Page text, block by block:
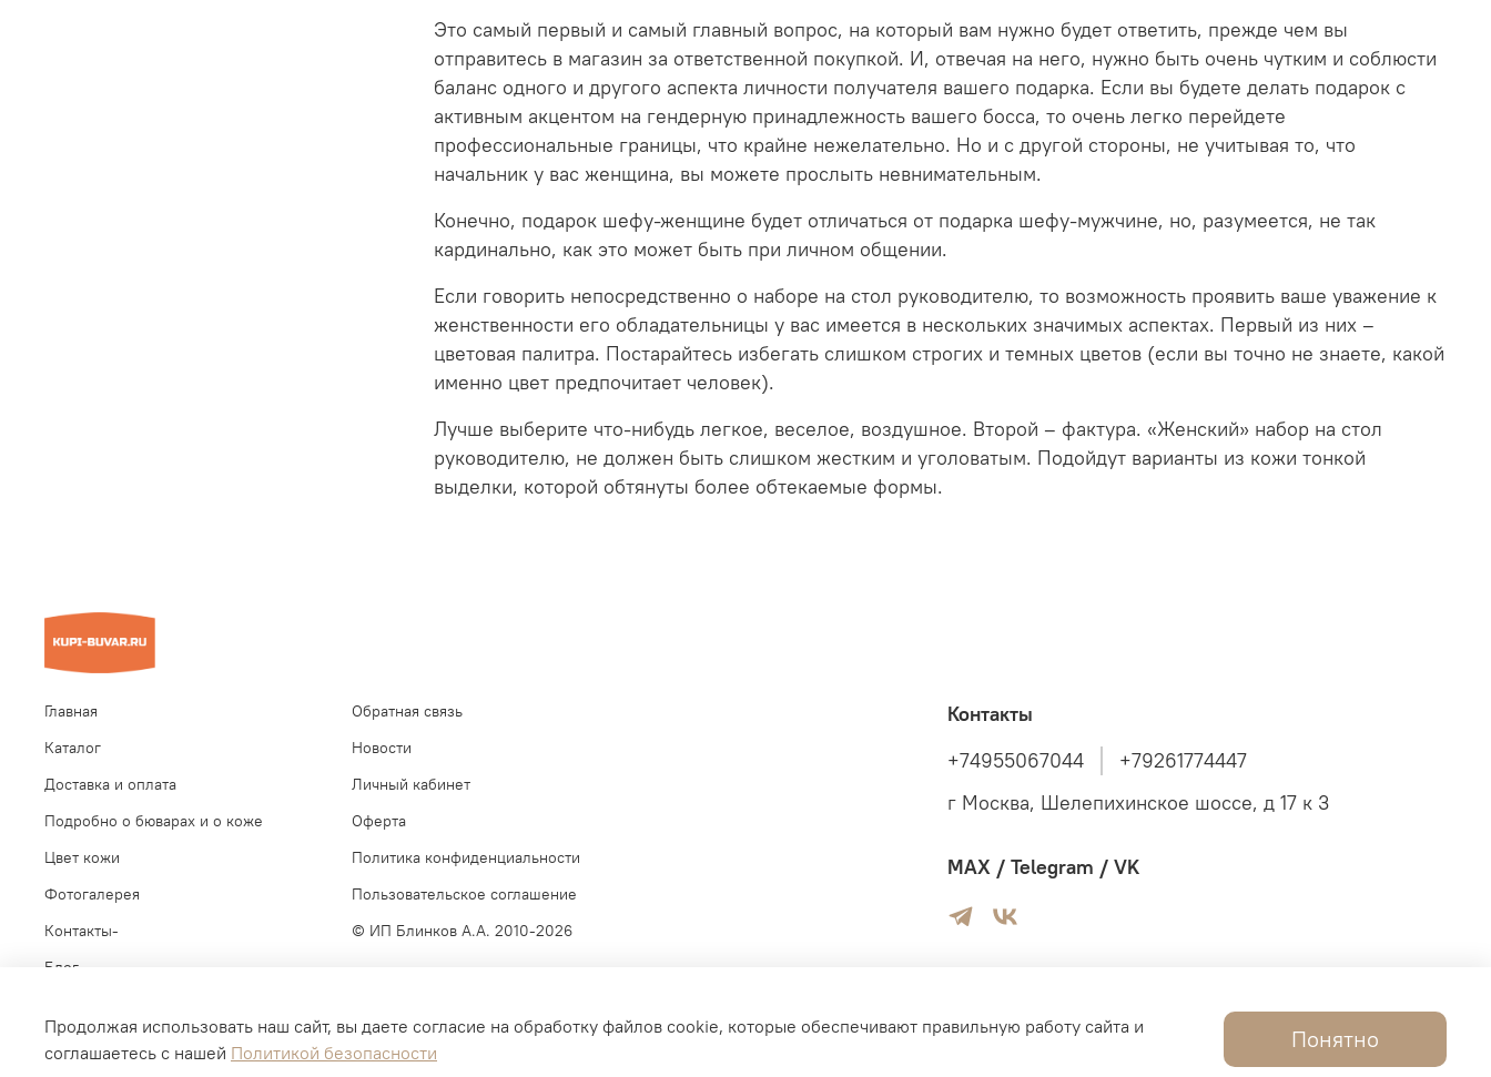
Это самый первый и самый главный вопрос, на который вам нужно будет ответить, прежде чем вы
отправитесь в магазин за ответственной покупкой. И, отвечая на него, нужно быть очень чутким и соблюсти
баланс одного и другого аспекта личности получателя вашего подарка. Если вы будете делать подарок с
активным акцентом на гендерную принадлежность вашего босса, то очень легко перейдете
профессиональные границы, что крайне нежелательно. Но и с другой стороны, не учитывая то, что
начальник у вас женщина, вы можете прослыть невнимательным.
Конечно, подарок шефу-женщине будет отличаться от подарка шефу-мужчине, но, разумеется, не так
кардинально, как это может быть при личном общении.
Если говорить непосредственно о наборе на стол руководителю, то возможность проявить ваше уважение к
женственности его обладательницы у вас имеется в нескольких значимых аспектах. Первый из них –
цветовая палитра. Постарайтесь избегать слишком строгих и темных цветов (если вы точно не знаете, какой
именно цвет предпочитает человек).
Лучше выберите что-нибудь легкое, веселое, воздушное. Второй – фактура. «Женский» набор на стол
руководителю, не должен быть слишком жестким и уголоватым. Подойдут варианты из кожи тонкой
выделки, которой обтянуты более обтекаемые формы.
Главная
Каталог
Доставка и оплата
Подробно о бюварах и о коже
Цвет кожи
Фотогалерея
Контакты-
Блог
Обратная связь
Новости
Личный кабинет
Оферта
Политика конфиденциальности
Пользовательское соглашение
© ИП Блинков А.А. 2010-2026
Контакты
+74955067044
+79261774447
г Москва, Шелепихинское шоссе, д 17 к 3
MAX / Telegram / VK
Интернет-магазин создан на inSales
Продолжая использовать наш сайт, вы даете согласие на обработку файлов cookie, которые обеспечивают правильную работу сайта и
соглашаетесь с нашей Политикой безопасности Понятно